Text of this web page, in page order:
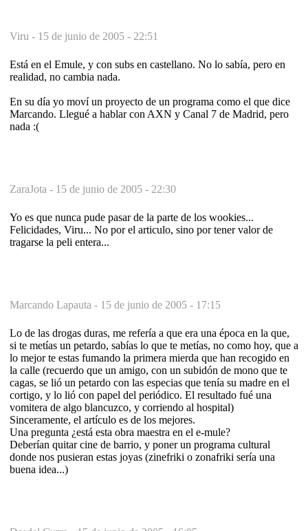
Viru - 15 de junio de 2005 - 22:51
Está en el Emule, y con subs en castellano. No lo sabía, pero en
realidad, no cambia nada.
En su día yo moví un proyecto de un programa como el que dice
Marcando. Llegué a hablar con AXN y Canal 7 de Madrid, pero
nada :(
ZaraJota - 15 de junio de 2005 - 22:30
Yo es que nunca pude pasar de la parte de los wookies...
Felicidades, Viru... No por el articulo, sino por tener valor de
tragarse la peli entera...
Marcando Lapauta - 15 de junio de 2005 - 17:15
Lo de las drogas duras, me refería a que era una época en la que,
si te metías un petardo, sabías lo que te metías, no como hoy, que a
lo mejor te estas fumando la primera mierda que han recogido en
la calle (recuerdo que un amigo, con un subidón de mono que te
cagas, se lió un petardo con las especias que tenía su madre en el
cortigo, y lo lió con papel del periódico. El resultado fué una
vomitera de algo blancuzco, y corriendo al hospital)
Sinceramente, el artículo es de los mejores.
Una pregunta ¿está esta obra maestra en el e-mule?
Deberían quitar cine de barrio, y poner un programa cultural
donde nos pusieran estas joyas (zinefriki o zonafriki sería una
buena idea...)